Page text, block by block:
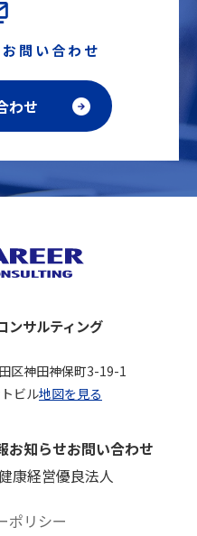
問い合わせ
わせ
ンサルティング
区神田神保町3-19-1
ビル地図を見る
お知らせお問い合わせ
康経営優良法人
ポリシー